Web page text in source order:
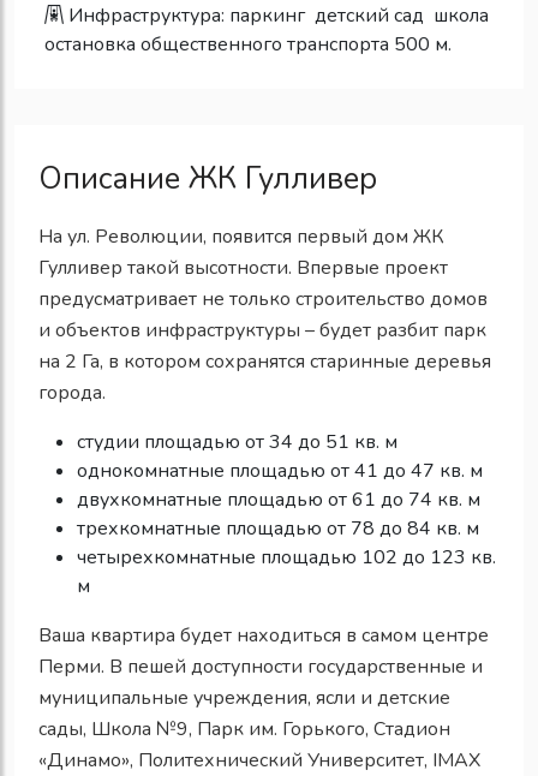
Инфраструктура: паркинг детский сад школа
остановка общественного транспорта 500 м.
Описание ЖК Гулливер
На ул. Революции, появится первый дом ЖК
Гулливер такой высотности. Впервые проект
предусматривает не только строительство домов
и объектов инфраструктуры – будет разбит парк
на 2 Га, в котором сохранятся старинные деревья
города.
студии площадью от 34 до 51 кв. м
однокомнатные площадью от 41 до 47 кв. м
двухкомнатные площадью от 61 до 74 кв. м
трехкомнатные площадью от 78 до 84 кв. м
четырехкомнатные площадью 102 до 123 кв.
м
Ваша квартира будет находиться в самом центре
Перми. В пешей доступности государственные и
муниципальные учреждения, ясли и детские
сады, Школа №9, Парк им. Горького, Стадион
«Динамо», Политехнический Университет, IMAX